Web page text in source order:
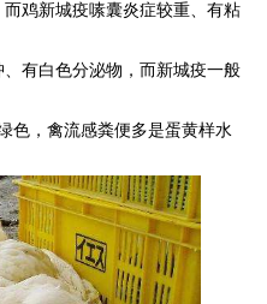
鸡新城疫嗉囊炎症较重、有粘
有白色分泌物，而新城疫一般
，禽流感粪便多是蛋黄样水